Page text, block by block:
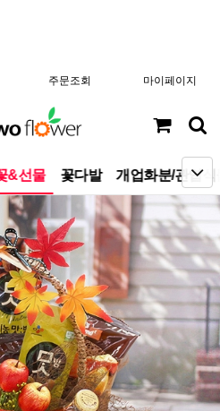
주문조회 마이페이지
&선물 꽃다발 개업화분/관엽식